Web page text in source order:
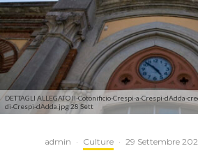
DETTAGLI ALLEGATO Il-Cotonificio-Crespi-a-Crespi-dAdda-
di-Crespi-dAdda.jpg 28 Sett
admin · Culture · 29 Settembre